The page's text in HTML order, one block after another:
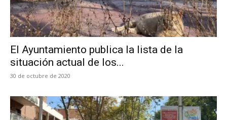
El Ayuntamiento publica la lista de la
situación actual de los...
30 de octubre de 2020